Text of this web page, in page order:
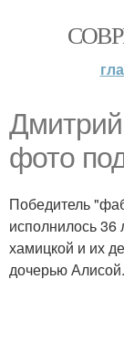
фото
Победитель
исполнилось 36
хамицкой и их
дочерью Алисой.